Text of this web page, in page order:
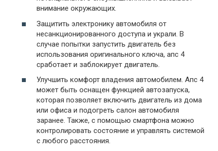
внимание окружающих.
Защитить электронику автомобиля от
несанкционированного доступа и украли. В
случае попытки запустить двигатель без
использования оригинального ключа, апс 4
сработает и заблокирует двигатель.
Улучшить комфорт владения автомобилем. Апс 4
может быть оснащен функцией автозапуска,
которая позволяет включить двигатель из дома
или офиса и подогреть салон автомобиля
заранее. Также, с помощью смартфона можно
контролировать состояние и управлять системой
с любого расстояния.